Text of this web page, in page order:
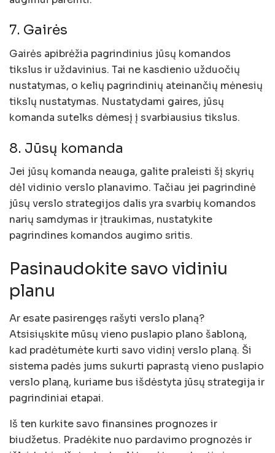
7. Gairės
Gairės apibrėžia pagrindinius jūsų komandos
tikslus ir uždavinius. Tai ne kasdienio užduočių
nustatymas, o kelių pagrindinių ateinančių mėnesių
tikslų nustatymas. Nustatydami gaires, jūsų
komanda sutelks dėmesį į svarbiausius tikslus.
8. Jūsų komanda
Jei jūsų komanda neauga, galite praleisti šį skyrių
dėl vidinio verslo planavimo. Tačiau jei pagrindinė
jūsų verslo strategijos dalis yra svarbių komandos
narių samdymas ir įtraukimas, nustatykite
pagrindines komandos augimo sritis.
Pasinaudokite savo vidiniu
planu
Ar esate pasirengęs rašyti verslo planą?
Atsisiųskite mūsų vieno puslapio plano šabloną,
kad pradėtumėte kurti savo vidinį verslo planą. Ši
sistema padės jums sukurti paprastą vieno puslapio
verslo planą, kuriame bus išdėstyta jūsų strategija ir
pagrindiniai etapai.
Iš ten kurkite savo finansines prognozes ir
biudžetus. Pradėkite nuo pardavimo prognozės ir